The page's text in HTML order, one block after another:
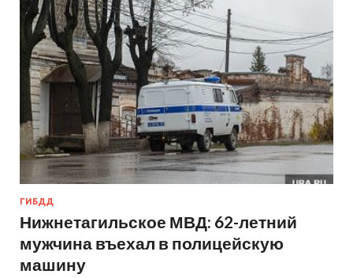
ГИБДД
Нижнетагильское МВД: 62-летний
мужчина въехал в полицейскую
машину